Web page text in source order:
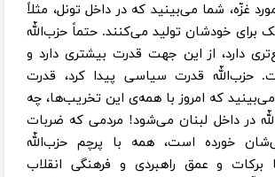
غزّه، شما می‌بینید که در داخل تونل، مثلاً
برای خودشان تولید می‌کنند. حتماً حزب‌اللّه
دارد، از این جهت قدرت بیشتری دارد و
حزب‌اللّه قدرت سیاسی پیدا کرد، قدرت
که امروز با همه‌ی این تخریب‌ها، چه
در داخل لبنان می‌شود! مردمی که ضربات
خورده است، همه با پرچم حزب‌اللّه
برکات و عمق راهبردی و فرهنگی انقلاب